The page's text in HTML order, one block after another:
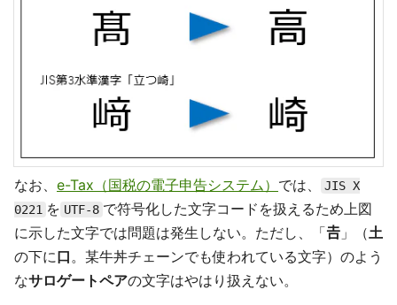
なお、 e-Tax（国税の電子申告システム） では、
JIS X
0221 を UTF-8 で符号化した文字コードを扱えるため上図
に示した文字では問題は発生しない。ただし、「𠮷 」（土
の下に口 。某牛丼チェーンでも使われている文字）のよう
なサロゲートペアの文字はやはり扱えない。